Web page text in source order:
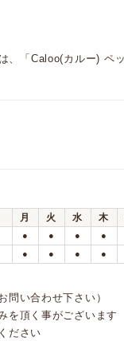
、「Caloo(カルー) ペ
月 火 水 木
● ● ● ●
● ● ● ●
い合わせ下さい）
を頂く事がございます
ださい